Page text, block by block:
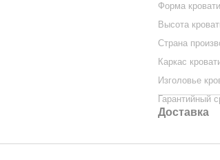
Форма кровати
Высота
Страна
Каркас
Изголовье
Гарантийный
Доставка